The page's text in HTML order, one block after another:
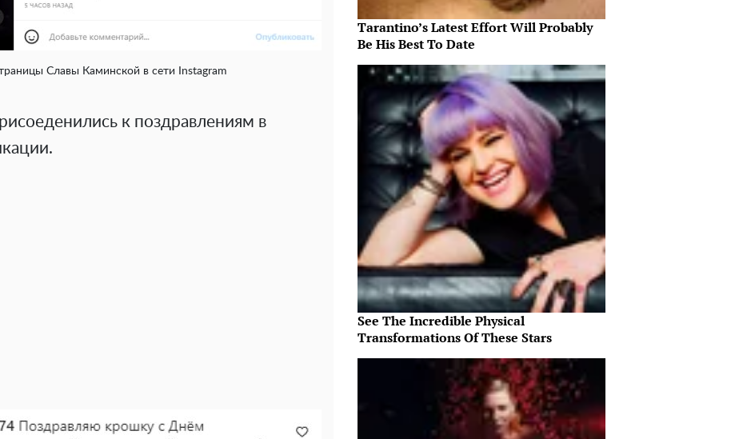
Славы Каминской в сети Instagram
к поздравлениям в
Tarantino’s Latest Effort Will Probably
Be His Best To Date
See The Incredible Physical
Transformations Of These Stars